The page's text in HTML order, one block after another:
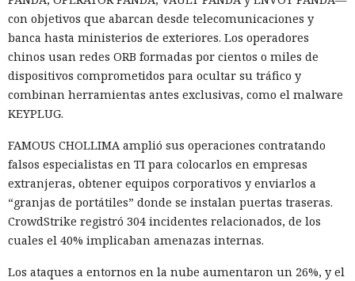
con objetivos que abarcan desde telecomunicaciones y
banca hasta ministerios de exteriores. Los operadores
chinos usan redes ORB formadas por cientos o miles de
dispositivos comprometidos para ocultar su tráfico y
combinan herramientas antes exclusivas, como el malware
KEYPLUG.
FAMOUS CHOLLIMA amplió sus operaciones contratando
falsos especialistas en TI para colocarlos en empresas
extranjeras, obtener equipos corporativos y enviarlos a
“granjas de portátiles” donde se instalan puertas traseras.
CrowdStrike registró 304 incidentes relacionados, de los
cuales el 40% implicaban amenazas internas.
Los ataques a entornos en la nube aumentaron un 26%, y el